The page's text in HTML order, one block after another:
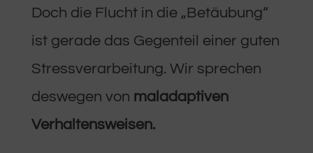
Doch die Flucht in die „Betäubung“
ist gerade das Gegenteil einer guten
Stressverarbeitung. Wir sprechen
deswegen von maladaptiven
Verhaltensweisen.